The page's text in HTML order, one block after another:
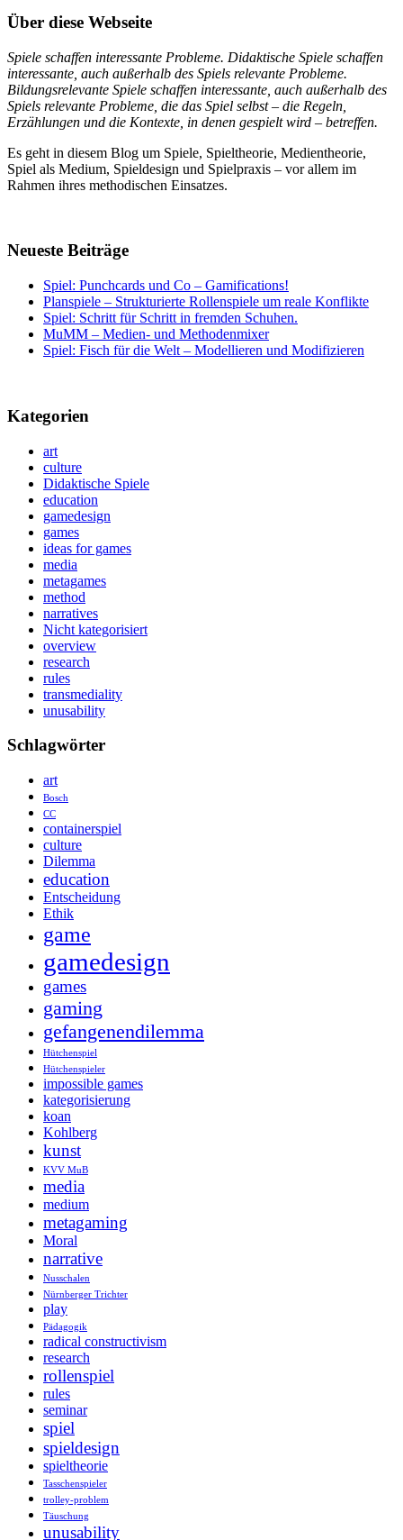
Über diese Webseite
Spiele schaffen interessante Probleme. Didaktische Spiele schaffen
interessante, auch außerhalb des Spiels relevante Probleme.
Bildungsrelevante Spiele schaffen interessante, auch außerhalb des
Spiels relevante Probleme, die das Spiel selbst – die Regeln,
Erzählungen und die Kontexte, in denen gespielt wird – betreffen.
Es geht in diesem Blog um Spiele, Spieltheorie, Medientheorie,
Spiel als Medium, Spieldesign und Spielpraxis – vor allem im
Rahmen ihres methodischen Einsatzes.
Neueste Beiträge
Spiel: Punchcards und Co – Gamifications!
Planspiele – Strukturierte Rollenspiele um reale Konflikte
Spiel: Schritt für Schritt in fremden Schuhen.
MuMM – Medien- und Methodenmixer
Spiel: Fisch für die Welt – Modellieren und Modifizieren
Kategorien
art
culture
Didaktische Spiele
education
gamedesign
games
ideas for games
media
metagames
method
narratives
Nicht kategorisiert
overview
research
rules
transmediality
unusability
Schlagwörter
art
Bosch
CC
containerspiel
culture
Dilemma
education
Entscheidung
Ethik
game
gamedesign
games
gaming
gefangenendilemma
Hütchenspiel
Hütchenspieler
impossible games
kategorisierung
koan
Kohlberg
kunst
KVV MuB
media
medium
metagaming
Moral
narrative
Nusschalen
Nürnberger Trichter
play
Pädagogik
radical constructivism
research
rollenspiel
rules
seminar
spiel
spieldesign
spieltheorie
Tasschenspieler
trolley-problem
Täuschung
unusability